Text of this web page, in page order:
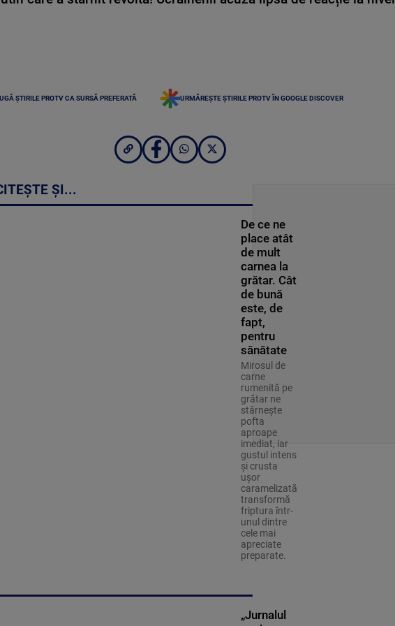
ȘTIRILE PROTV CA SURSĂ PREFERATĂ URMĂREȘTE ȘTIRILE PROTV ÎN GOOGLE DISCOVER
ȘI...
De ce ne
place atât
de mult
carnea la
grătar. Cât
de bună
este, de
fapt,
pentru
sănătate
Mirosul de
carne
rumenită pe
grătar ne
stârnește
pofta
aproape
imediat, iar
gustul intens
și crusta
ușor
caramelizată
transformă
friptura într-
unul dintre
cele mai
apreciate
preparate.
„Jurnalul